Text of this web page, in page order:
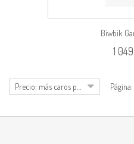
Biwbik
1
Página: